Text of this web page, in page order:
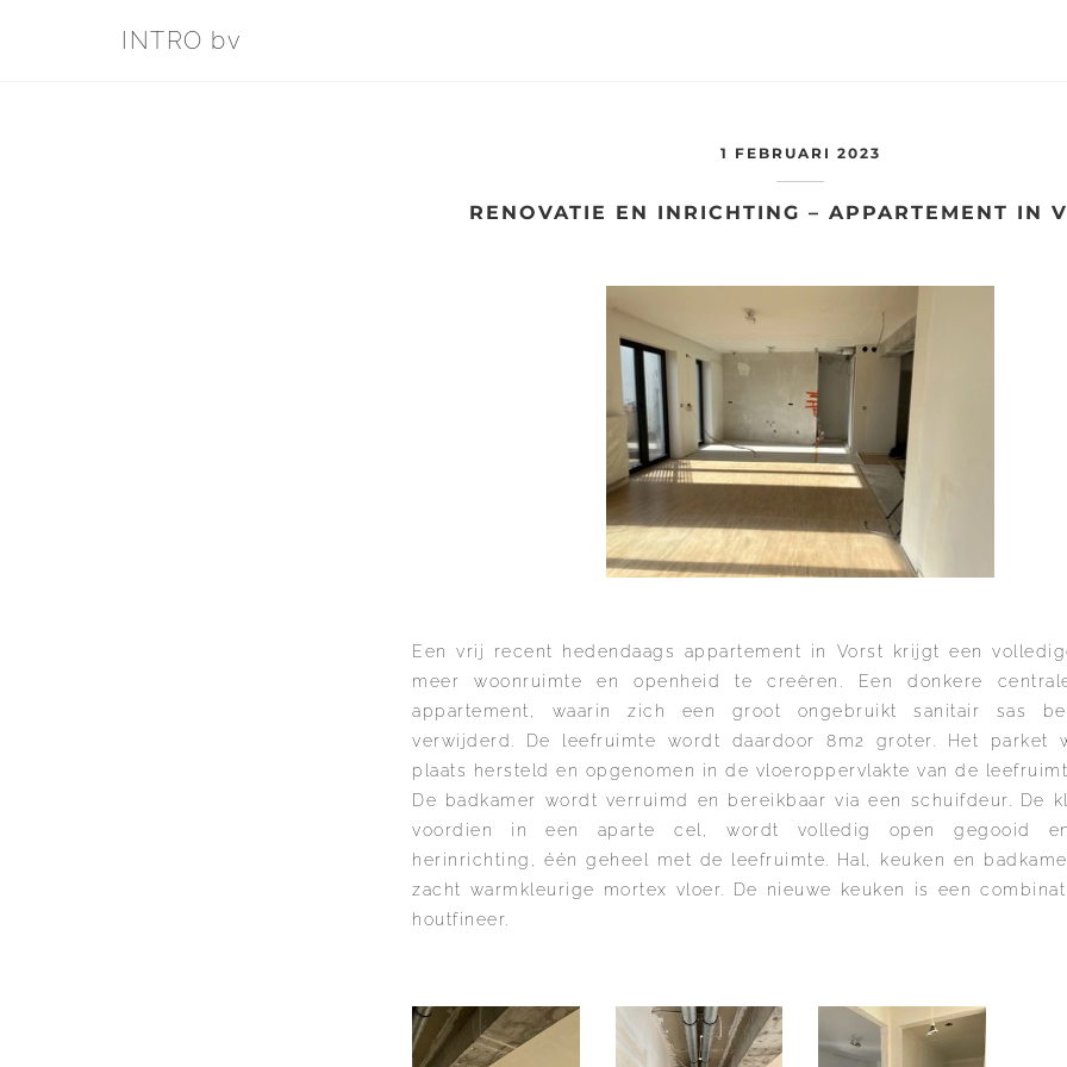
INTRO bv
1 FEBRUARI 2023
RENOVATIE EN INRICHTING – APPARTEMENT IN
Een vrij recent hedendaags appartement in Vorst krijgt een
meer woonruimte en openheid te creëren. Een donkere
appartement, waarin zich een groot ongebruikt sanitair sas
verwijderd. De leefruimte wordt daardoor 8m2 groter. Het parket
plaats hersteld en opgenomen in de vloeroppervlakte van de
De badkamer wordt verruimd en bereikbaar via een schuifdeur. De
voordien in een aparte cel, wordt volledig open gegooid
herinrichting, één geheel met de leefruimte. Hal, keuken en
zacht warmkleurige mortex vloer. De nieuwe keuken is een
houtfineer.